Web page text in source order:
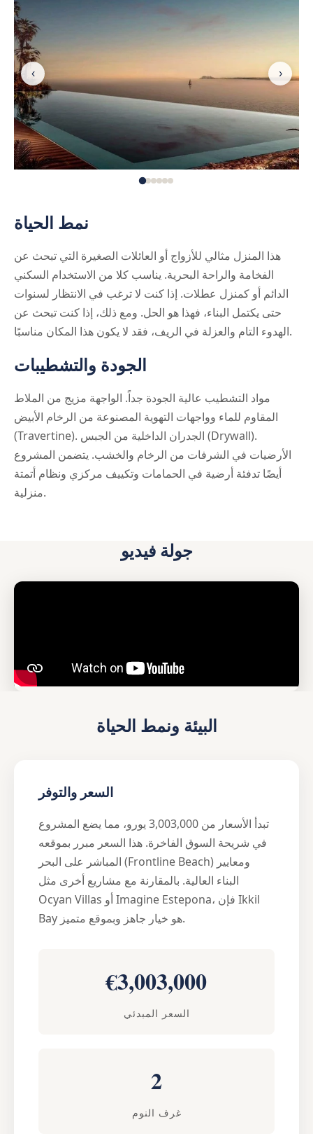
نمط الحياة
هذا المنزل مثالي للأزواج أو العائلات الصغيرة التي تبحث عن
الفخامة والراحة البحرية. يناسب كلا من الاستخدام السكني
الدائم أو كمنزل عطلات. إذا كنت لا ترغب في الانتظار لسنوات
حتى يكتمل البناء، فهذا هو الحل. ومع ذلك، إذا كنت تبحث عن
الهدوء التام والعزلة في الريف، فقد لا يكون هذا المكان مناسبًا.
الجودة والتشطيبات
مواد التشطيب عالية الجودة جداً. الواجهة مزيج من الملاط
المقاوم للماء وواجهات التهوية المصنوعة من الرخام الأبيض
(Travertine). الجدران الداخلية من الجبس (Drywall).
الأرضيات في الشرفات من الرخام والخشب. يتضمن المشروع
أيضًا تدفئة أرضية في الحمامات وتكييف مركزي ونظام أتمتة
منزلية.
‹ ›
جولة فيديو
البيئة ونمط الحياة
السعر والتوفر
تبدأ الأسعار من 3,003,000 يورو، مما يضع المشروع
في شريحة السوق الفاخرة. هذا السعر مبرر بموقعه
المباشر على البحر (Frontline Beach) ومعايير
البناء العالية. بالمقارنة مع مشاريع أخرى مثل
Ocyan Villas أو Imagine Estepona، فإن Ikkil
Bay هو خيار جاهز وبموقع متميز.
€3,003,000
السعر المبدئي
2
غرف النوم